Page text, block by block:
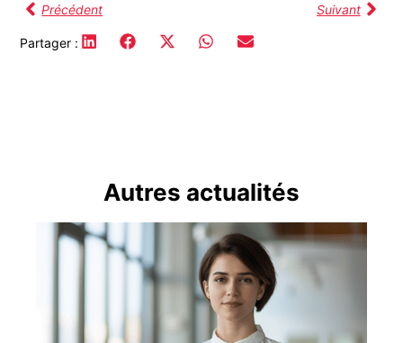
Précédent Suivant
Partager :
Autres actualités